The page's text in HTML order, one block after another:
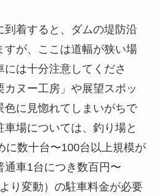
到着すると、ダムの堤防沿
すが、ここは道幅が狭い場
は十分注意してくださ
ヌー工房」や展望スポッ
色に見惚れてしまいがちで
場については、釣り場と
に数十台〜100台以上規模が
通車1台につき数百円〜
り変動）の駐車料金が必要